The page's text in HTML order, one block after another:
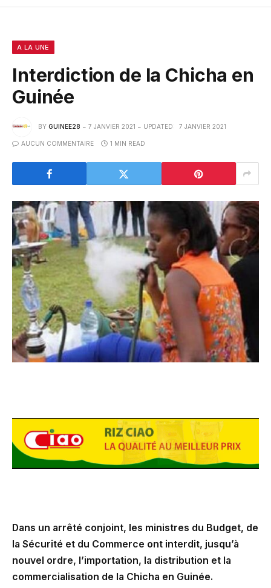
A LA UNE
Interdiction de la Chicha en
Guinée
BY GUINEE28 7 JANVIER 2021 UPDATED: 7 JANVIER 2021
AUCUN COMMENTAIRE 1 MIN READ
Dans un arrêté conjoint, les ministres du Budget, de
la Sécurité et du Commerce ont interdit, jusqu’à
nouvel ordre, l’importation, la distribution et la
commercialisation de la Chicha en Guinée.